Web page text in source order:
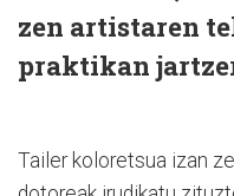
zen artistaren
praktikan
Tailer koloretsua izan